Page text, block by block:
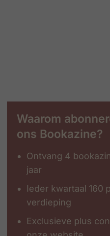
Waarom
ons Bookazine?
Ontvang 4
jaar
Ieder kwartaal 160
verdieping
Exclusieve plus